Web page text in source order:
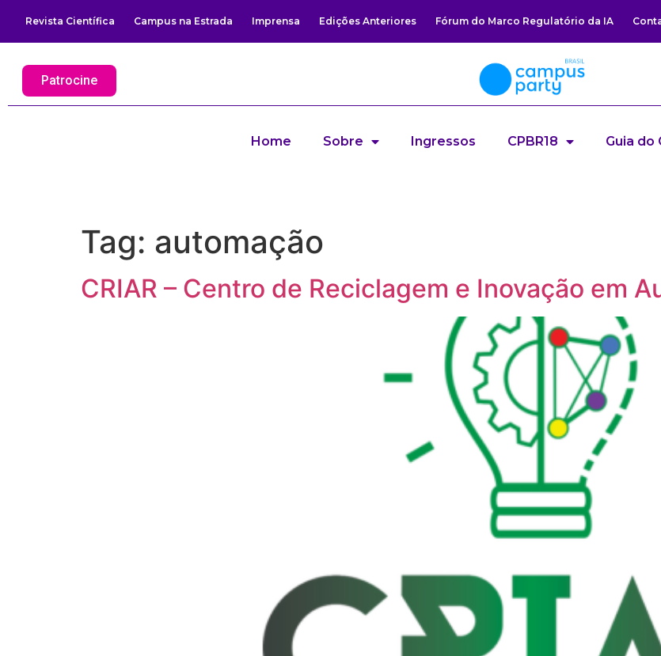
Revista Científica Campus na Estrada Imprensa Edições Anteriores Fórum do Marco Regulatório da IA
Patrocine
Home Sobre Ingressos CPBR18 Guia do
Tag: automação
CRIAR – Centro de Reciclagem e Inovação em